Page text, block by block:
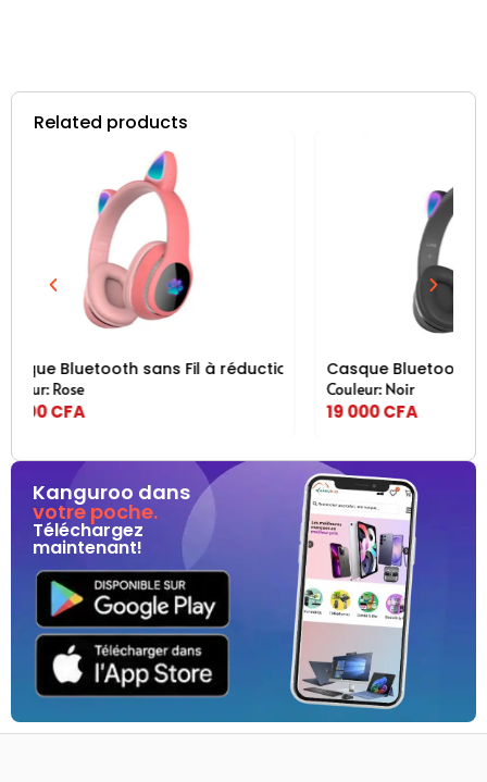
Related products
de Bruit – Micro intégré – Oreilles de Chat L550
Casque Bluetooth sans Fil à réduction de Bruit – Micro
Couleur: Noir
19 000
Casque
Couleur: Bleu
19 000
Kanguroo dans
votre poche.
Téléchargez
maintenant!